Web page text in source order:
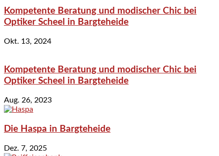
Kompetente Beratung und modischer Chic bei
Optiker Scheel in Bargteheide
Okt. 13, 2024
Kompetente Beratung und modischer Chic bei
Optiker Scheel in Bargteheide
Aug. 26, 2023
Die Haspa in Bargteheide
Dez. 7, 2025